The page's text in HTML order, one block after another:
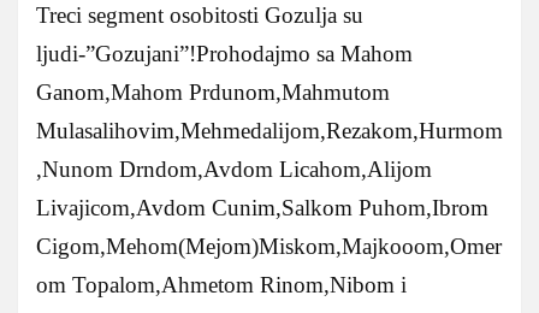
Treci segment osobitosti Gozulja su
ljudi-”Gozujani”!Prohodajmo sa Mahom
Ganom,Mahom Prdunom,Mahmutom
Mulasalihovim,Mehmedalijom,Rezakom,Hurmom
,Nunom Drndom,Avdom Licahom,Alijom
Livajicom,Avdom Cunim,Salkom Puhom,Ibrom
Cigom,Mehom(Mejom)Miskom,Majkooom,Omer
om Topalom,Ahmetom Rinom,Nibom i